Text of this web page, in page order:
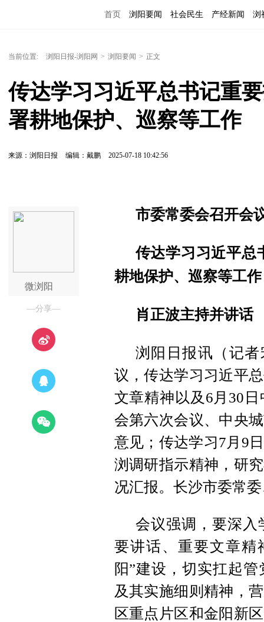
首页 浏阳要闻 社会民生 产经新闻 浏
当前位置: 浏阳日报-浏阳网 > 浏阳要闻 > 正文
传达学习习近平总书记重
署耕地保护、巡察等工作
来源：浏阳日报 编辑：戴鹏 2025-07-18 10:42:56
微浏阳
—分享—
市委常委会召开会
传达学习习近平总
耕地保护、巡察等工作
肖正波主持并讲话
浏阳日报讯（记
议，传达学习习近平
文章精神以及6月30
会第六次会议、中央
意见；传达学习7月9
浏调研指示精神，研
况汇报。长沙市委常
会议强调，要深入
要讲话、重要文章精
阳”建设，切实扛起
及其实施细则精神，
区重点片区和金阳新